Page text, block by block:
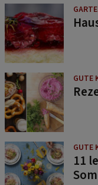
GUTE
GUTE
11